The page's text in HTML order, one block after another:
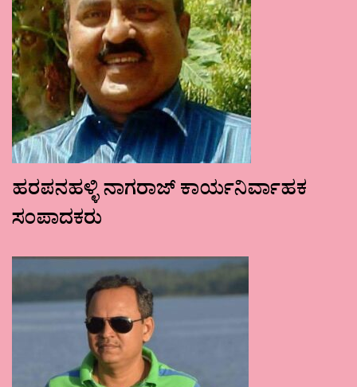
ಹರಪನಹಳ್ಳಿ ನಾಗರಾಜ್ ಕಾರ್ಯನಿರ್ವಾಹಕ
ಸಂಪಾದಕರು